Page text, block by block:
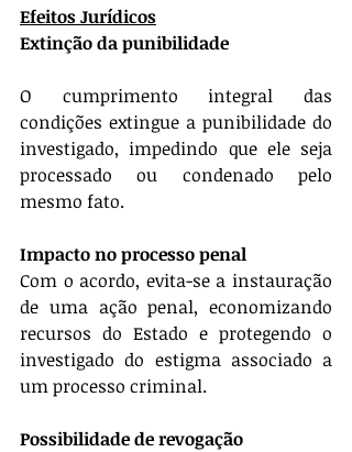
Efeitos Jurídicos
Extinção da punibilidade
O cumprimento integral das
condições extingue a punibilidade do
investigado, impedindo que ele seja
processado ou condenado pelo
mesmo fato.
Impacto no processo penal
Com o acordo, evita-se a instauração
de uma ação penal, economizando
recursos do Estado e protegendo o
investigado do estigma associado a
um processo criminal.
Possibilidade de revogação